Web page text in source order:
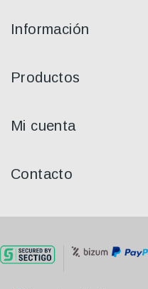
Información
Productos
Mi cuenta
Contacto